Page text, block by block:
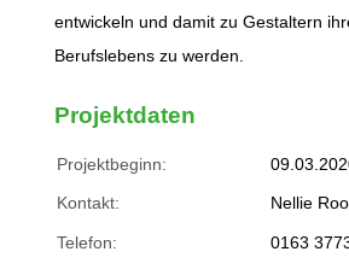
entwickeln und damit zu Gestaltern
Berufslebens zu werden.
Projektdaten
Projektbeginn:
Kontakt: Nellie
Telefon: 0163